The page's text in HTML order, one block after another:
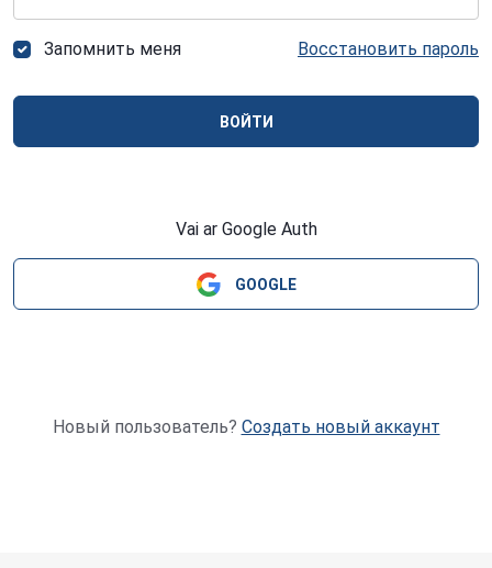
Запомнить меня Восстановить пароль
ВОЙТИ
Vai ar Google Auth
GOOGLE
Новый пользователь? Создать новый аккаунт